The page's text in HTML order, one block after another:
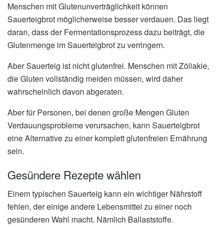
Menschen mit Glutenunverträglichkeit können
Sauerteigbrot möglicherweise besser verdauen. Das liegt
daran, dass der Fermentationsprozess dazu beiträgt, die
Glutenmenge im Sauerteigbrot zu verringern.
Aber Sauerteig ist nicht glutenfrei. Menschen mit Zöliakie,
die Gluten vollständig meiden müssen, wird daher
wahrscheinlich davon abgeraten.
Aber für Personen, bei denen große Mengen Gluten
Verdauungsprobleme verursachen, kann Sauerteigbrot
eine Alternative zu einer komplett glutenfreien Ernährung
sein.
Gesündere Rezepte wählen
Einem typischen Sauerteig kann ein wichtiger Nährstoff
fehlen, der einige andere Lebensmittel zu einer noch
gesünderen Wahl macht. Nämlich Ballaststoffe.